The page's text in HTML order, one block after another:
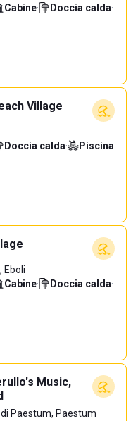
Cabine· Doccia calda·
Village
Doccia calda·
Piscina
Eboli
Cabine· Doccia calda·
Music,
Paestum, Paestum